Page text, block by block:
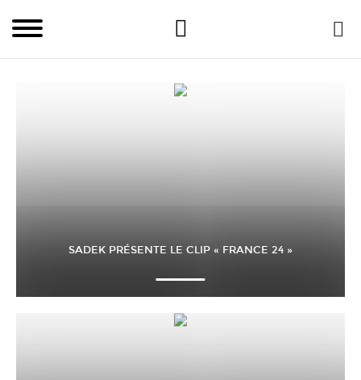
SADEK PRÉSENTE LE CLIP « FRANCE 24 »